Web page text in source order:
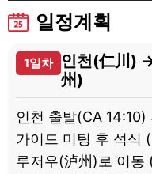
일정계획
1일차
인천(仁川)
州)
인천 출발(CA
가이드 미팅 후 석식
루저우(泸州)로 이동